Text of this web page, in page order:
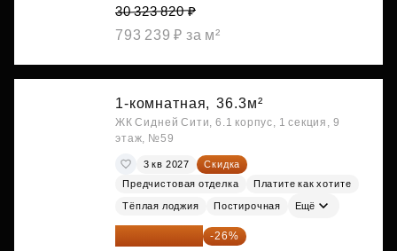
30 323 820 ₽
793 239 ₽ за м²
1-комнатная, 36.3м²
ЖК Сидней Сити, 6.1 корпус, 1 секция, 9
этаж, №59
3 кв 2027
Скидка
Предчистовая отделка
Платите как хотите
Тёплая лоджия Постирочная Ещё
25 441 000 ₽ -26%